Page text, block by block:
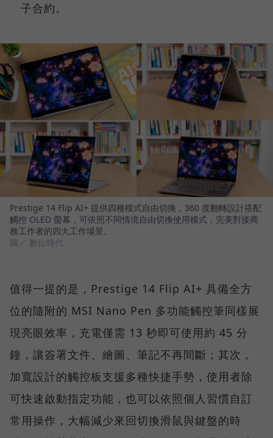
子合約。
Prestige 14 Flip AI+ 提供四種模式自由切換，360 度翻轉設計搭配
觸控 OLED 螢幕，可依照不同情境自由切換使用模式，完美對接商
務工作者的四大工作場景。
圖／ 數位時代
值得一提的是，Prestige 14 Flip AI+ 具備全方
位的隨附的 MSI Nano Pen 多功能觸控筆同樣展
現亮眼效率，充電僅需 13 秒即可使用約 45 分
鐘，讓簽署文件、繪圖、筆記不再間斷；其次，
加寬設計的觸控板支援多種快捷手勢，使用者除
可快速啟動指定功能，也可以依照個人習慣自訂
常用操作，大幅減少來回切換滑鼠與鍵盤的時